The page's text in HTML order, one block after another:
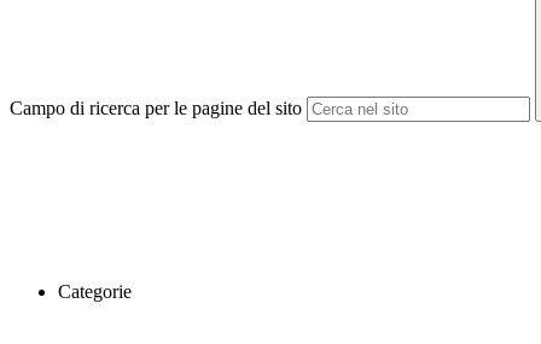
Campo di ricerca per le pagine del sito
Categorie